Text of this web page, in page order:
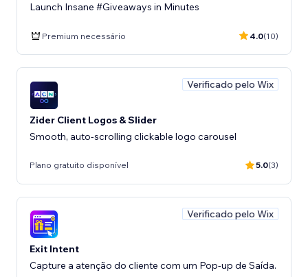
Launch Insane #Giveaways in Minutes
Premium necessário 4.0(10)
Verificado pelo Wix
Zider Client Logos & Slider
Smooth, auto-scrolling clickable logo carousel
Plano gratuito disponível 5.0(3)
Verificado pelo Wix
Exit Intent
Capture a atenção do cliente com um Pop-up de Saída.